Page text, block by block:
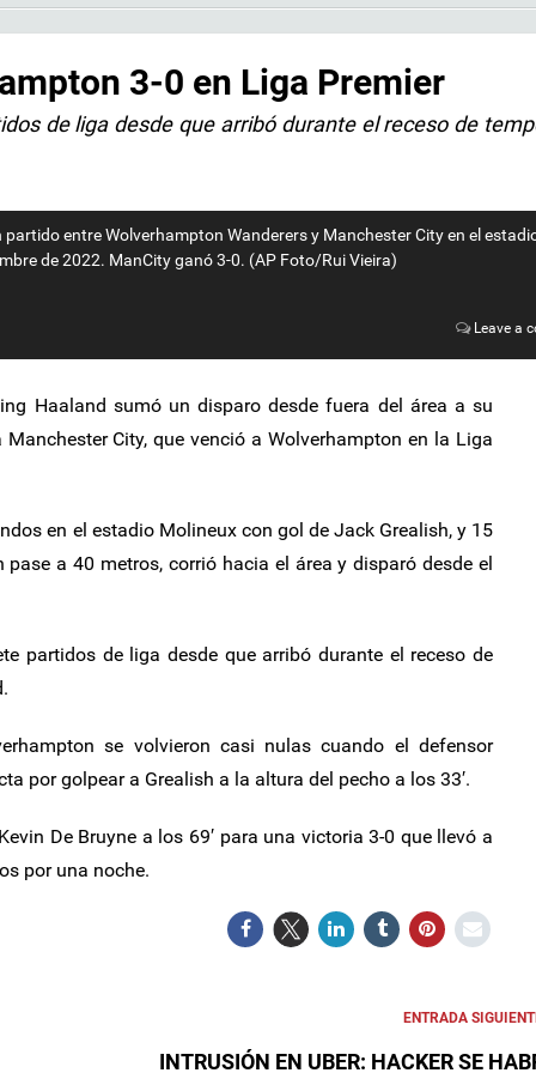
3-0 en Liga Premier
de liga desde que arribó durante el receso de
entre Wolverhampton Wanderers y Manchester City en el
de 2022. ManCity ganó 3-0. (AP Foto/Rui Vieira)
Leave a
Haaland sumó un disparo desde fuera del área a su
City, que venció a Wolverhampton en la Liga
en el estadio Molineux con gol de Jack Grealish, y 15
a 40 metros, corrió hacia el área y disparó desde el
partidos de liga desde que arribó durante el receso de
se volvieron casi nulas cuando el defensor
por golpear a Grealish a la altura del pecho a los 33′.
De Bruyne a los 69′ para una victoria 3-0 que llevó a
por una noche.
ENTRADA
INTRUSIÓN EN UBER: HACKER SE